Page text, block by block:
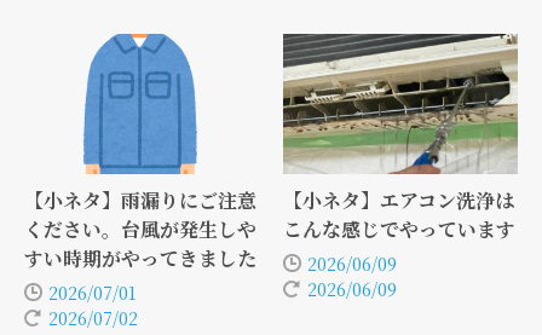
【小ネタ】雨漏りにご注意
ください。台風が発生しや
すい時期がやってきました
2026/07/01
2026/07/02
【小ネタ】エアコン洗浄は
こんな感じでやっています
2026/06/09
2026/06/09